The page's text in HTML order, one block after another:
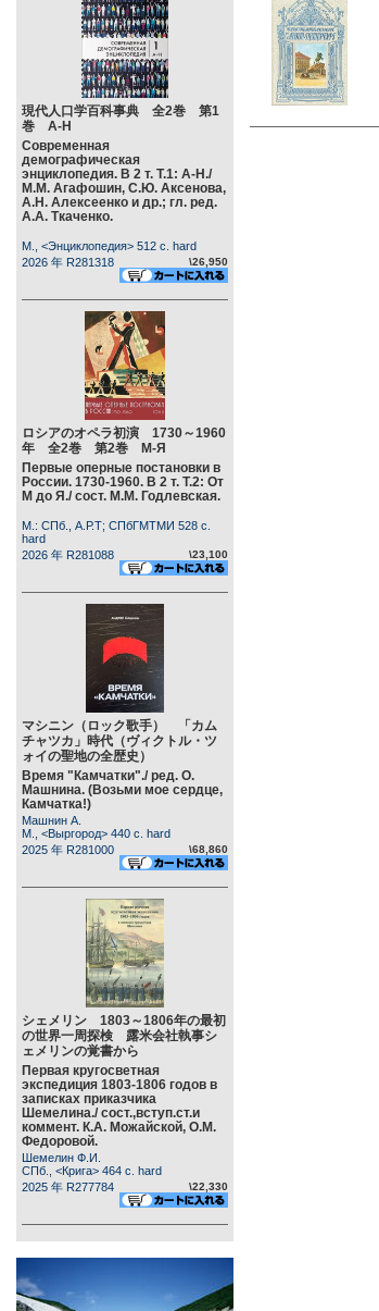
現代人口学百科事典 全2巻 第1
巻 А-Н
Современная
демографическая
энциклопедия. В 2 т. Т.1: А-Н./
М.М. Агафошин, С.Ю. Аксенова,
А.Н. Алексеенко и др.; гл. ред.
А.А. Ткаченко.
М., <Энциклопедия> 512 c. hard
2026 年 R281318
\26,950
ロシアのオペラ初演 1730～1960
年 全2巻 第2巻 М-Я
Первые оперные постановки в
России. 1730-1960. В 2 т. Т.2: От
М до Я./ сост. М.М. Годлевская.
М.: СПб., А.Р.Т; СПбГМТМИ 528 c.
hard
2026 年 R281088
\23,100
マシニン（ロック歌手） 「カム
チャツカ」時代（ヴィクトル・ツ
ォイの聖地の全歴史）
Время "Камчатки"./ ред. О.
Машнина. (Возьми мое сердце,
Камчатка!)
Машнин А.
М., <Выргород> 440 c. hard
2025 年 R281000
\68,860
シェメリン 1803～1806年の最初
の世界一周探検 露米会社執事シ
ェメリンの覚書から
Первая кругосветная
экспедиция 1803-1806 годов в
записках приказчика
Шемелина./ сост.,вступ.ст.и
коммент. К.А. Можайской, О.М.
Федоровой.
Шемелин Ф.И.
СПб., <Крига> 464 c. hard
2025 年 R277784
\22,330